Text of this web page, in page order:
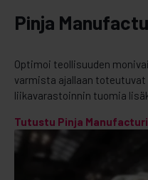
Pinja
Optimoi teollisuuden
varmista ajallaan
liikavarastoinnin tuomia
Tutustu Pinja